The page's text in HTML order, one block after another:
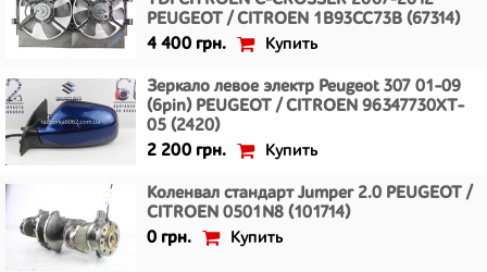
PEUGEOT / CITROEN 1B93CC73B (67314)
4 400 грн.
Купить
Зеркало левое электр Peugeot 307 01-09
(6pin) PEUGEOT / CITROEN 96347730XT-
05 (2420)
2 200 грн.
Купить
Коленвал стандарт Jumper 2.0 PEUGEOT /
CITROEN 0501N8 (101714)
0 грн.
Купить